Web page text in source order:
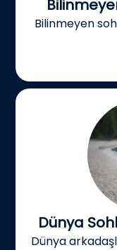
Bilinmeyen
Dünya
Dünya